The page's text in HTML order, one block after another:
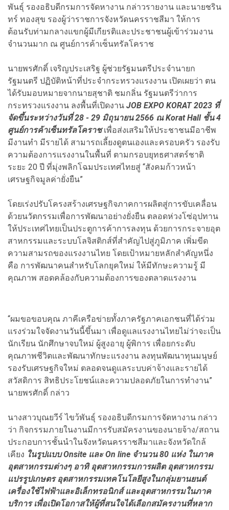
พันธุ์ รองอธิบดีกรมการจัดหางาน กล่าวรายงาน และนายชริน
ทร์ ทองสุข รองผู้ว่าราชการจังหวัดนครราชสีมา ให้การ
ต้อนรับท่ามกลางแขกผู้มีเกียรติและประชาชนผู้เข้าร่วมงาน
จำนวนมาก ณ ศูนย์การค้าเซ็นทรัลโคราช
นายพรศักดิ์ เจริญประเสริฐ ผู้ช่วยรัฐมนตรีประจำนายก
รัฐมนตรี ปฏิบัติหน้าที่ประจำกระทรวงแรงงาน เปิดเผยว่า ตน
ได้รับมอบหมายจากนายสุชาติ ชมกลิ่น รัฐมนตรีว่าการ
กระทรวงแรงงาน ลงพื้นที่เปิดงาน JOB EXPO KORAT 2023 ที่
จัดขึ้นระหว่างวันที่ 28 - 29 มิถุนายน 2566 ณ Korat Hall ชั้น 4
ศูนย์การค้าเซ็นทรัลโคราชเพื่อส่งเสริมให้ประชาชนมีอาชีพ
มีงานทำ มีรายได้ สามารถเลี้ยงดูตนเองและครอบครัว รองรับ
ความต้องการแรงงานในพื้นที่ ตามกรอบยุทธศาสตร์ชาติ
ระยะ 20 ปี ที่มุ่งพลิกโฉมประเทศไทยสู่ “สังคมก้าวหน้า
เศรษฐกิจมูลค่ายั่งยืน”
โดยเร่งปรับโครงสร้างเศรษฐกิจภาคการผลิตสู่การขับเคลื่อน
ด้วยนวัตกรรมเพื่อการพัฒนาอย่างยั่งยืน ตลอดห่วงโซ่อุปทาน
ให้ประเทศไทยเป็นประตูการค้าการลงทุน ด้วยการกระจายอุต
สาหกรรมและระบบโลจิสติกส์ที่สำคัญไปสู่ภูมิภาค เพิ่มขีด
ความสามรถของแรงงานไทย โดยเป้าหมายหลักสำคัญหนึ่ง
คือ การพัฒนาคนสำหรับโลกยุคใหม่ ให้มีทักษะความรู้ มี
คุณภาพ สอดคล้องกับความต้องการของตลาดแรงงาน
“ผมขอขอบคุณ ภาคีเครือข่ายทั้งภาครัฐภาคเอกชนที่ได้ร่วม
แรงร่วมใจจัดงานวันนี้ขึ้นมา เพื่อดูแลแรงงานไทยไม่ว่าจะเป็น
นักเรียน นักศึกษาจบใหม่ ผู้สูงอายุ ผู้พิการ เพื่อยกระดับ
คุณภาพชีวิตและพัฒนาทักษะแรงงาน ลงทุนพัฒนาทุนมนุษย์
รองรับเศรษฐกิจใหม่ ตลอดจนดูแลระบบค่าจ้างและรายได้
สวัสดิการ สิทธิประโยชน์และความปลอดภัยในการทำงาน”
นายพรศักดิ์ กล่าว
นางสาวบุณยวีร์ ไขว้พันธุ์ รองอธิบดีกรมการจัดหางาน กล่าว
ว่า กิจกรรมภายในงานมีการรับสมัครงานของนายจ้าง/สถาน
ประกอบการชั้นนำในจังหวัดนครราชสีมาและจังหวัดใกล้
เคียง ในรูปแบบ Onsite และ On line จำนวน 80 แห่ง ในภาค
อุตสาหกรรมต่างๆ อาทิ อุตสาหกรรมการผลิต อุตสาหกรรม
แปรรูปเกษตร อุตสาหกรรมเทคโนโลยีสูงในกลุ่มยานยนต์
เครื่องใช้ไฟฟ้าและอิเล็กทรอนิกส์ และอุตสาหกรรมในภาค
บริการ เพื่อเปิดโอกาสให้ผู้ที่สนใจได้เลือกสมัครงานที่หลาก